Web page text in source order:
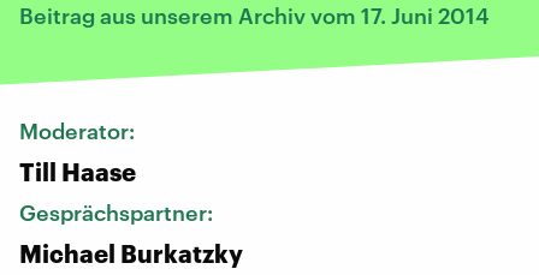
Beitrag aus unserem Archiv vom 17. Juni 2014
Moderator:
Till Haase
Gesprächspartner:
Michael Burkatzky